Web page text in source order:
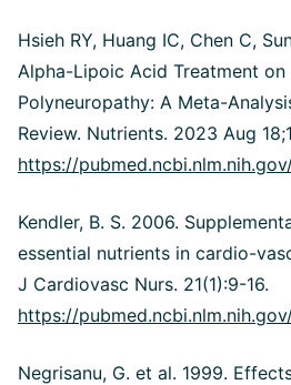
Hsieh RY, Huang IC, Chen C,
Alpha-Lipoic Acid Treatment on
Polyneuropathy: A Meta-
Review. Nutrients. 2023 Aug
https://
Kendler, B. S. 2006.
essential nutrients in cardio-
J Cardiovasc Nurs. 21(1):9-16.
https://
Negrisanu, G. et al. 1999.